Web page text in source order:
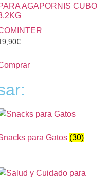
AGAPORNIS CUBO
€
para Gatos (30)